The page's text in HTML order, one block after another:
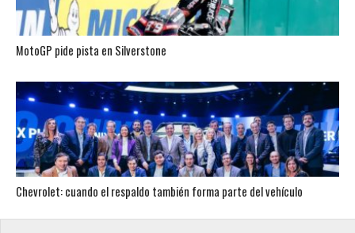
MotoGP pide pista en Silverstone
Chevrolet: cuando el respaldo también forma parte del vehículo